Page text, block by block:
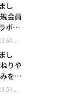
し
会員
ボー
ヘア
ま
し
りや
を解
をま